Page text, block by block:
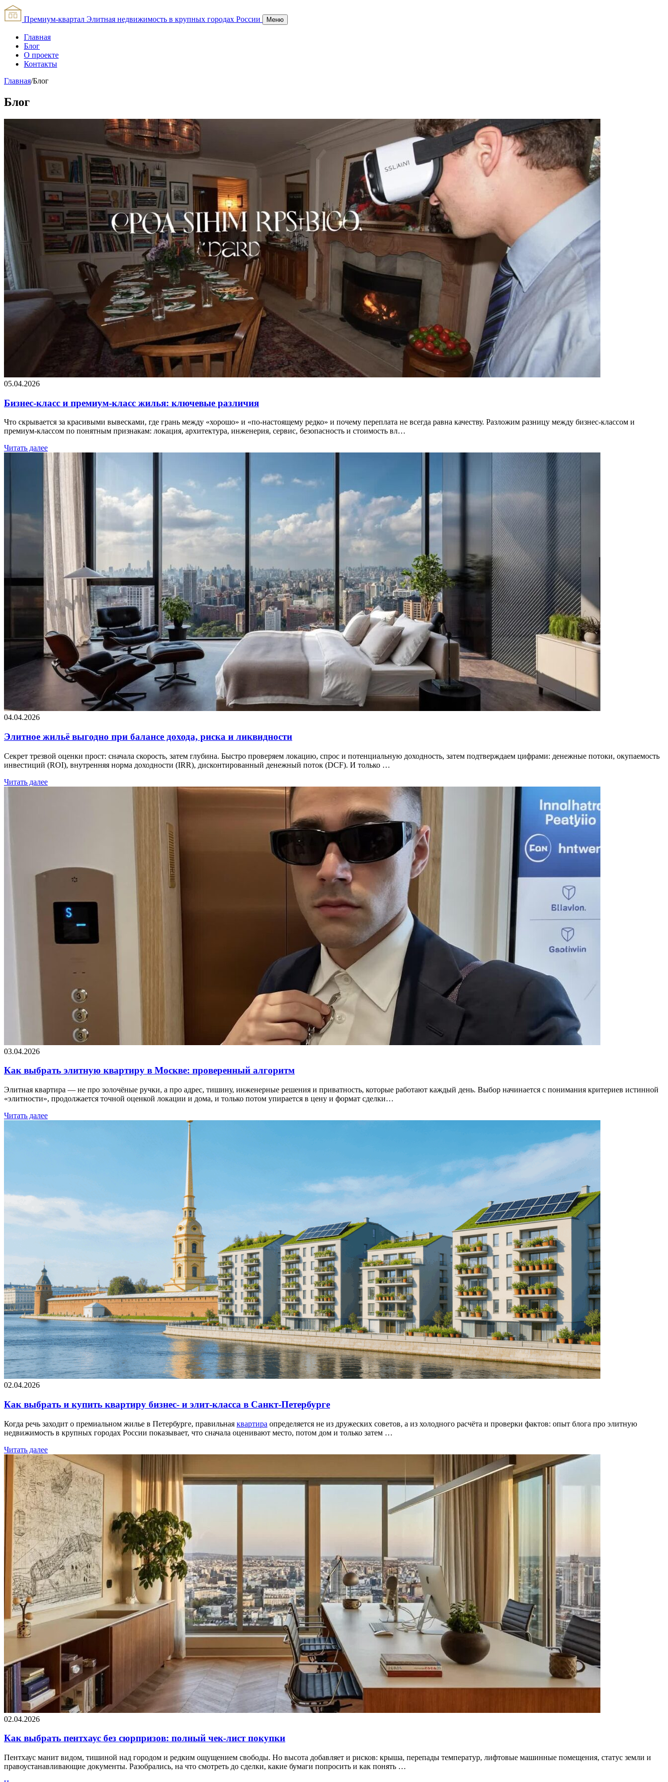
Премиум-квартал Элитная недвижимость в крупных городах России Меню
Главная
Блог
О проекте
Контакты
Главная/Блог
Блог
05.04.2026
Бизнес-класс и премиум-класс жилья: ключевые различия
Что скрывается за красивыми вывесками, где грань между «хорошо» и «по-настоящему редко» и почему переплата не всегда равна качеству. Разложим разницу между бизнес-классом и
премиум-классом по понятным признакам: локация, архитектура, инженерия, сервис, безопасность и стоимость вл…
Читать далее
04.04.2026
Элитное жильё выгодно при балансе дохода, риска и ликвидности
Секрет трезвой оценки прост: сначала скорость, затем глубина. Быстро проверяем локацию, спрос и потенциальную доходность, затем подтверждаем цифрами: денежные потоки, окупаемость
инвестиций (ROI), внутренняя норма доходности (IRR), дисконтированный денежный поток (DCF). И только …
Читать далее
03.04.2026
Как выбрать элитную квартиру в Москве: проверенный алгоритм
Элитная квартира — не про золочёные ручки, а про адрес, тишину, инженерные решения и приватность, которые работают каждый день. Выбор начинается с понимания критериев истинной
«элитности», продолжается точной оценкой локации и дома, и только потом упирается в цену и формат сделки…
Читать далее
02.04.2026
Как выбрать и купить квартиру бизнес- и элит-класса в Санкт-Петербурге
Когда речь заходит о премиальном жилье в Петербурге, правильная квартира определяется не из дружеских советов, а из холодного расчёта и проверки фактов: опыт блога про элитную
недвижимость в крупных городах России показывает, что сначала оценивают место, потом дом и только затем …
Читать далее
02.04.2026
Как выбрать пентхаус без сюрпризов: полный чек‑лист покупки
Пентхаус манит видом, тишиной над городом и редким ощущением свободы. Но высота добавляет и рисков: крыша, перепады температур, лифтовые машинные помещения, статус земли и
правоустанавливающие документы. Разобрались, на что смотреть до сделки, какие бумаги попросить и как понять …